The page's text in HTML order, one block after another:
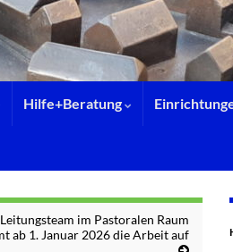
Hilfe+Beratung
Leitungsteam im Pastoralen Raum
ab 1. Januar 2026 die Arbeit auf